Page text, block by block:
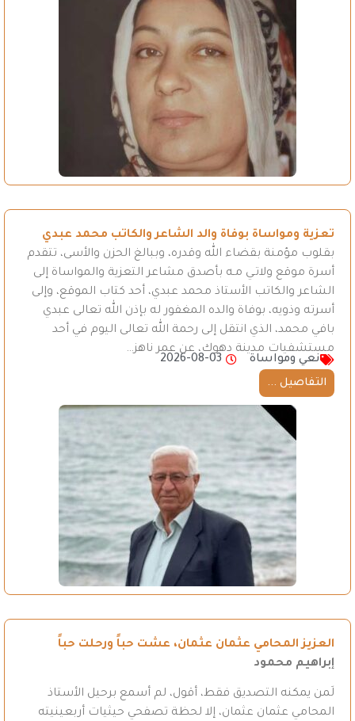
تعزية ومواساة بوفاة والد الشاعر والكاتب محمد عبدي
بقلوب مؤمنة بقضاء الله وقدره، وببالغ الحزن والأسى، تتقدم
أسرة موقع ولاتـي مـه بأصدق مشاعر التعزية والمواساة إلى
الشاعر والكاتب الأستاذ محمد عبدي، أحد كتاب الموقع، وإلى
أسرته وذويه، بوفاة والده المغفور له بإذن الله تعالى عبدي
بافي محمد، الذي انتقل إلى رحمة الله تعالى اليوم في أحد
مستشفيات مدينة دهوك، عن عمر ناهز…
نعي ومواساة
2026-08-03
التفاصيل ...
العزيز المحامي عثمان عثمان، عشت حباً ورحلت حباً
إبراهيم محمود
لَمن يمكنه التصديق فقط، أقول، لم أسمع برحيل الأستاذ
المحامي عثمان عثمان، إلا لحظة تصفحي حيثيات أربعينيته